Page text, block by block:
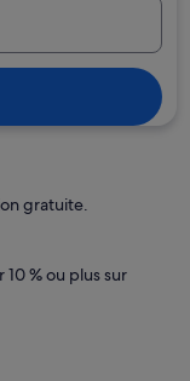
gratuite.
% ou plus sur